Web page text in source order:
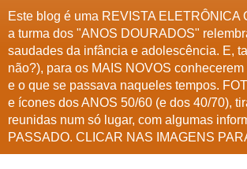
Este blog é uma REVISTA ELETRÔNICA
a turma dos "ANOS DOURADOS"
saudades da infância e adolescência. E,
não?), para os MAIS NOVOS
e o que se passava naqueles tempos.
e ícones dos ANOS 50/60 (e dos 40/70),
reunidas num só lugar, com algumas
PASSADO. CLICAR NAS IMAGENS